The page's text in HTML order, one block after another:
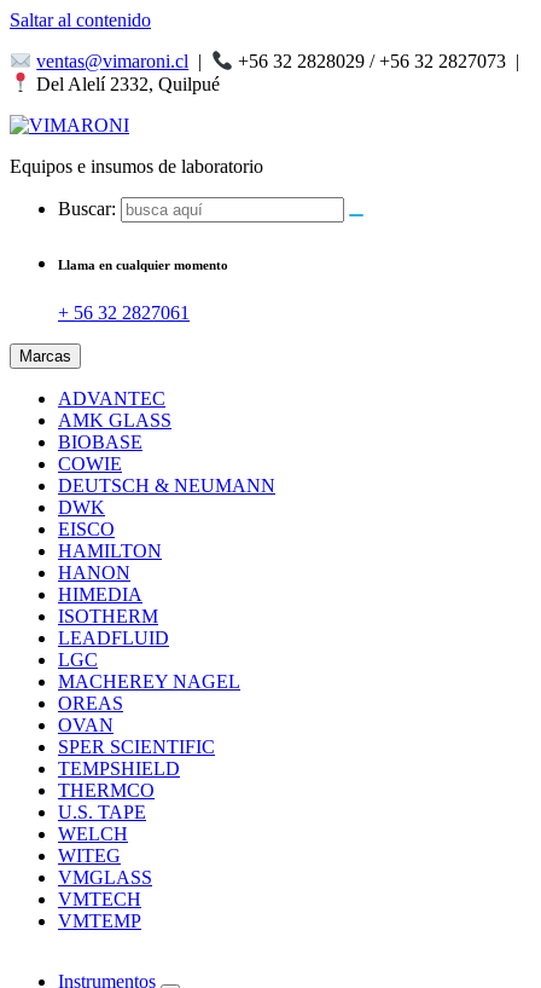
Saltar al contenido
ventas@vimaroni.cl | +56 32 2828029 / +56 32 2827073 |
Del Alelí 2332, Quilpué
Equipos e insumos de laboratorio
Buscar:
Llama en cualquier momento
+ 56 32 2827061
Marcas
ADVANTEC
AMK GLASS
BIOBASE
COWIE
DEUTSCH & NEUMANN
DWK
EISCO
HAMILTON
HANON
HIMEDIA
ISOTHERM
LEADFLUID
LGC
MACHEREY NAGEL
OREAS
OVAN
SPER SCIENTIFIC
TEMPSHIELD
THERMCO
U.S. TAPE
WELCH
WITEG
VMGLASS
VMTECH
VMTEMP
Instrumentos